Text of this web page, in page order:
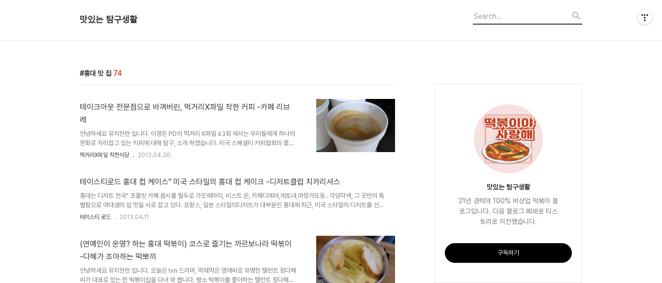
맛있는 탐구생활
홍대 맛 집 74
테이크아웃 전문점으로 바껴버린, 먹거리X파일 착한 커피 -카페 리브
레
안녕하세요 유치찬란 입니다. 이영돈 PD의 먹거리 X파일 63회 에서는 우리들에게 하나의
문화로 자리잡고 있는 커피에 대해 탐구, 소개 하였습니다. 미국 스페셜티 커피협회의 좋은
커피 기준이라는, 공정무역 커피 " 직거래 원두 구입 (다이렉트 트레이드)" 유기농 원두" 착
먹거리X파일 착한식당 2013.04.30
테이스티로드 홍대 컵 케이스" 미국 스타일의 홍대 컵 케이크 -디저트클럽 치카리셔스
홍대는 디저트 천국" 초콜릿 카페 몹시를 필두로 가또에마미, 비스트 온, 카페디에어,에토네,마망갸또등.. 각양각색, 그 곳만의 특
별함으로 여대생의 입 맛을 사로 잡고 있다. 프랑스, 일본 스타일의디저트가 대부분인 홍대에 최근, 미국 스타일의 디저트를 선보
이는 곳이 있으니.. 바로 ..
테이스티 로드 2013.04.11
(연예인이 운영? 하는 홍대 떡볶이) 코스로 즐기는 까르보나라 떡볶이
-다혜가 조아하는 떡뽀끼
안녕하세요 유치찬란 입니다. 오늘은 tvn 드라마, 막돼먹은 영애씨로 유명한 탤런트 정다혜
씨가 대표로 있는 한 떡볶이집을 다녀 와 봅니다. 평소 떡볶이를 좋아하는 탤런트 정다혜씨
맛있는 탐구생활
21년 경력의 100% 비상업 떡볶이 블
로그입니다. 다음 블로그 폐쇄로 티스
토리로 이전했습니다.
구독하기